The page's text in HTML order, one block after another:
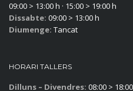
09:00 > 13:00 h · 15:00 > 19:00 h
Dissabte: 09:00 > 13:00 h
Diumenge: Tancat
HORARI TALLERS
Dilluns – Divendres: 08:00 >